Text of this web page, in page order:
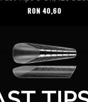
Pret
RON 40,60